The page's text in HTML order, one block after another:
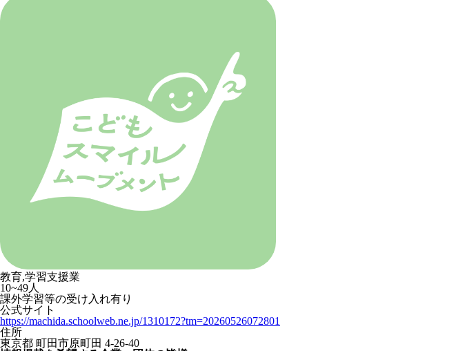
教育,学習支援業
10~49人
課外学習等の受け入れ有り
公式サイト
https://machida.schoolweb.ne.jp/1310172?tm=20260526072801
住所
東京都 町田市原町田 4-26-40